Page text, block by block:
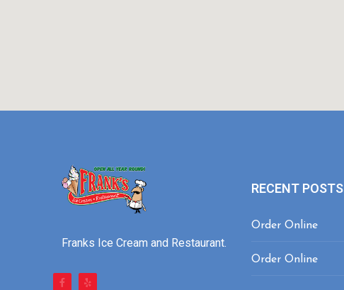
Franks Ice Cream and Restaurant.
RECENT POSTS
Order Online
Order Online